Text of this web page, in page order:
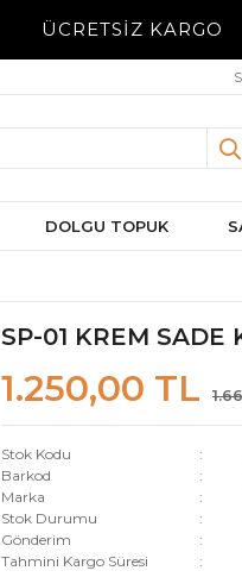
ÜCRETSİZ KARGO
DOLGU TOPUK
SP-01 KREM SADE
1.250,00 TL
Stok Kodu
Barkod
Marka
Stok Durumu
Gönderim
Tahmini Kargo Süresi